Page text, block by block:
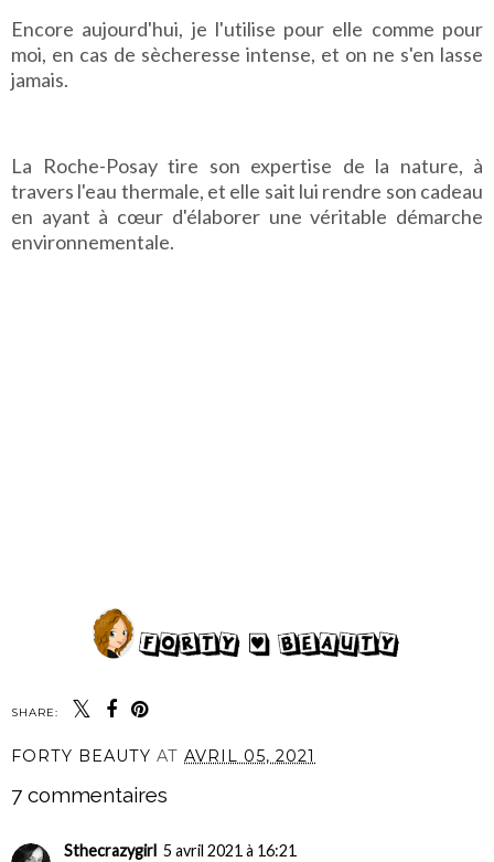
Encore aujourd'hui, je l'utilise pour elle comme pour
moi, en cas de sècheresse intense, et on ne s'en lasse
jamais.
La Roche-Posay tire son expertise de la nature, à
travers l'eau thermale, et elle sait lui rendre son cadeau
en ayant à cœur d'élaborer une véritable démarche
environnementale.
SHARE:
FORTY BEAUTY AT AVRIL 05, 2021
7 commentaires
Sthecrazygirl 5 avril 2021 à 16:21